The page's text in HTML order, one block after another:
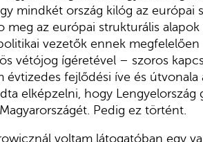
mindkét ország kilóg az európai
meg az európai strukturális
vezetők ennek
vétójog ígéretével – szoros
évtizedes fejlődési íve és
elképzelni, hogy Lengyelország
Pedig ez történt.
voltam látogatóban egy